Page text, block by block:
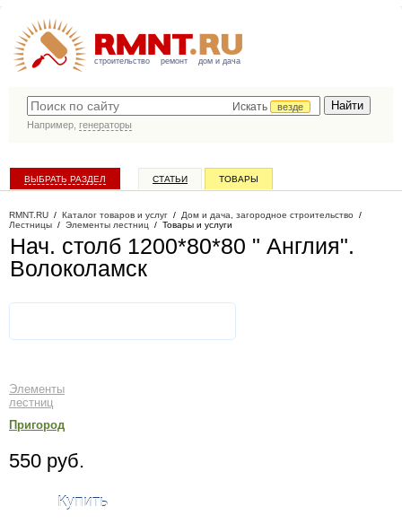
строительство ремонт дом и дача
Искать
везде
Например, генераторы
ВЫБРАТЬ РАЗДЕЛ СТАТЬИ ТОВАРЫ
RMNT.RU / Каталог товаров и услуг / Дом и дача, загородное строительство /
Лестницы / Элементы лестниц / Товары и услуги
Нач. столб 1200*80*80 " Англия".
Волоколамск
Элементы
лестниц
Пригород
550 руб.
Купить